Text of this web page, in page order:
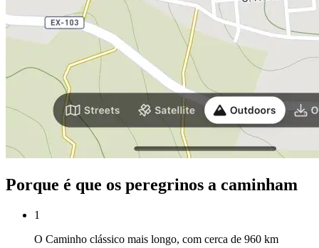
Porque é que os peregrinos a caminham
1
O Caminho clássico mais longo, com cerca de 960 km